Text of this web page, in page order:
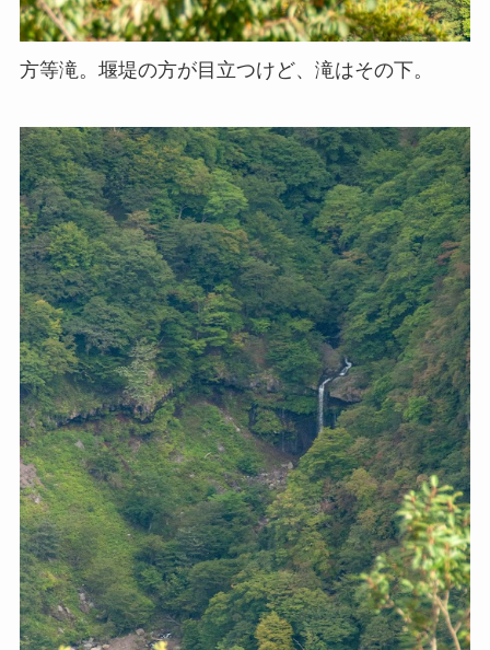
方等滝。堰堤の方が目立つけど、滝はその下。